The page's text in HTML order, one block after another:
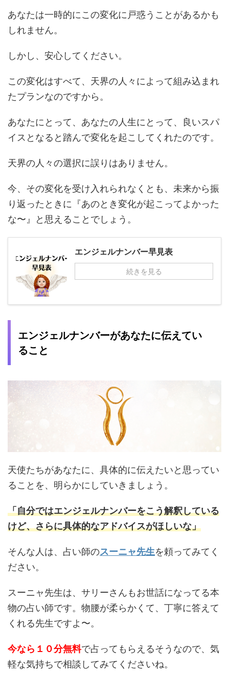
あなたは一時的にこの変化に戸惑うことがあるかも
しれません。
しかし、安心してください。
この変化はすべて、天界の人々によって組み込まれ
たプランなのですから。
あなたにとって、あなたの人生にとって、良いスパ
イスとなると踏んで変化を起こしてくれたのです。
天界の人々の選択に誤りはありません。
今、その変化を受け入れられなくとも、未来から振
り返ったときに『あのとき変化が起こってよかった
な〜』と思えることでしょう。
エンジェルナンバー早見表
続きを見る
エンジェルナンバーがあなたに伝えてい
ること
天使たちがあなたに、具体的に伝えたいと思ってい
ることを、明らかにしていきましょう。
「自分ではエンジェルナンバーをこう解釈している
けど、さらに具体的なアドバイスがほしいな」
そんな人は、占い師のスーニャ先生を頼ってみてく
ださい。
スーニャ先生は、サリーさんもお世話になってる本
物の占い師です。物腰が柔らかくて、丁寧に答えて
くれる先生ですよ〜。
今なら１０分無料で占ってもらえるそうなので、気
軽な気持ちで相談してみてくださいね。